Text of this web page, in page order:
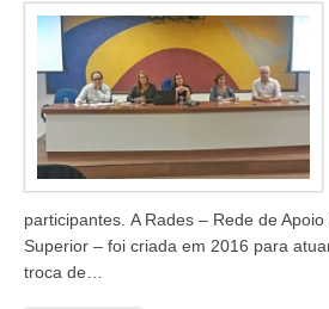
participantes. A Rades – Rede de
Superior – foi criada em 2016 para
troca de…